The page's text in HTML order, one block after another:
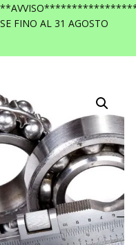
FINO AL 31 AGOSTO